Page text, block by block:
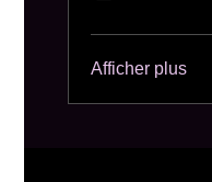
Afficher plus